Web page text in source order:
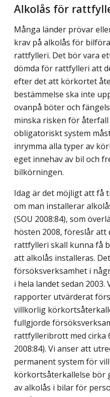
Alkolås för
Många länder prövar
krav på alkolås för
rattfylleri. Det bör vara
dömda för rattfylleri att
efter det att körkortet
bestämmelse ska inte
ovanpå böter och
minska risken för
obligatoriskt system
inrymma alla typer av
eget innehav av bil och
bilkörningen.
Idag är det möjligt att få
om man installerar
(SOU 2008:84), som
hösten 2008, föreslår att
rattfylleri skall kunna få
att alkolås installeras.
försöksverksamhet i
i hela landet sedan
rapporter utvärderat
villkorlig
fullgjorde
rattfylleribrott med cirka
2008:84). Vi anser att
permanent system för
körkortsåterkallelse bör
av alkolås i bilar för